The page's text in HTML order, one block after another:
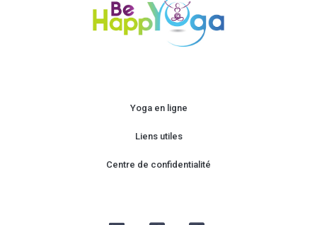
Yoga en ligne
Liens utiles
Centre de confidentialité